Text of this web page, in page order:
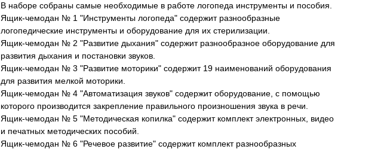
В наборе собраны самые необходимые в работе логопеда инструменты и пособия.
Ящик-чемодан № 1 "Инструменты логопеда" содержит разнообразные
логопедические инструменты и оборудование для их стерилизации.
Ящик-чемодан № 2 "Развитие дыхания" содержит разнообразное оборудование для
развития дыхания и постановки звуков.
Ящик-чемодан № 3 "Развитие моторики" содержит 19 наименований оборудования
для развития мелкой моторики.
Ящик-чемодан № 4 "Автоматизация звуков" содержит оборудование, с помощью
которого производится закрепление правильного произношения звука в речи.
Ящик-чемодан № 5 "Методическая копилка" содержит комплект электронных, видео
и печатных методических пособий.
Ящик-чемодан № 6 "Речевое развитие" содержит комплект разнообразных